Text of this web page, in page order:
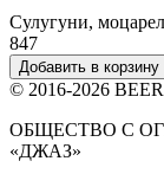
Сулугуни,
847
Добавить в корзину
© 2016-2026
ОБЩЕСТВО С
«ДЖАЗ»